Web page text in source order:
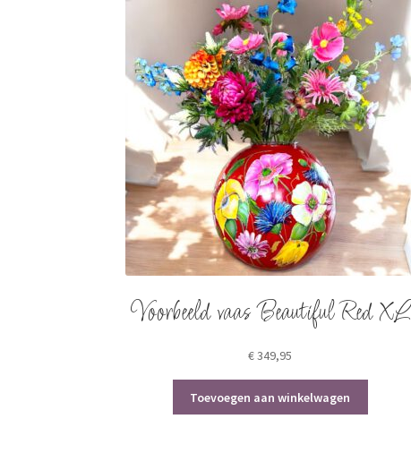
Voorbeeld vaas Beautiful Red XL
€349,95
Toevoegen aan winkelwagen